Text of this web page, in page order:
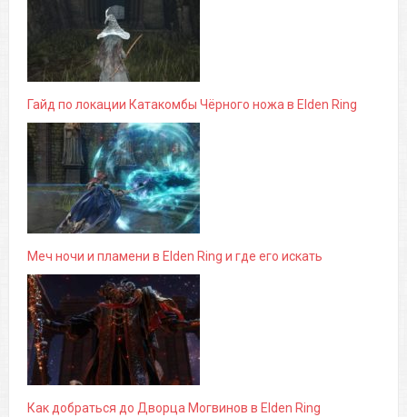
Гайд по локации Катакомбы Чёрного ножа в Elden Ring
Меч ночи и пламени в Elden Ring и где его искать
Как добраться до Дворца Могвинов в Elden Ring